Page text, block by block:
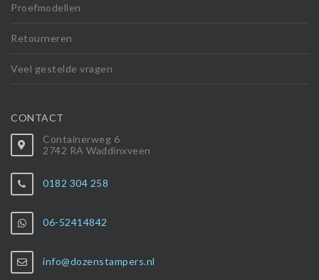
Proefmodellen
Retourneren
Veel gestelde vragen
CONTACT
Containerweg 6
2742 RA Waddinxveen
0182 304 258
06-52414842
info@dozenstampers.nl